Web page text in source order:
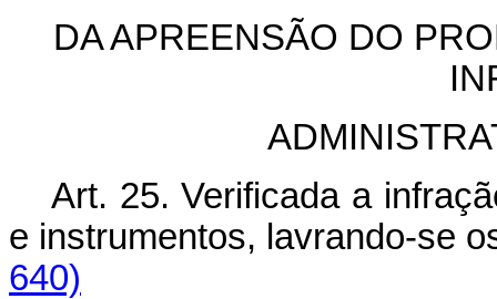
DA APREENSÃO DO
Art. 25. Verificada a
e instrumentos, lavrando-
640)